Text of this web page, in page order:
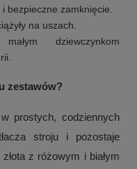
bezpieczne zamknięcie.
na uszach.
dziewczynkom
zestawów?
prostych, codziennych
stroju i pozostaje
z różowym i białym